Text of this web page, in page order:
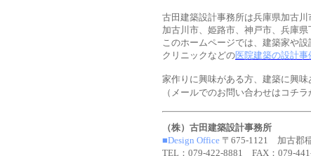
古田建築設計事務所は兵庫県加古川
加古川市、姫路市、神戸市、兵庫
このホームページでは、建築家や
クリニックなどの医院建築の設計事
家作りに興味がある方、建築に興
（メールでのお問い合わせはコチ
（株）古田建築設計事務所
■Design Office 〒 675-1121 加古郡
TEL ： 079-422-8881 FAX ： 079-